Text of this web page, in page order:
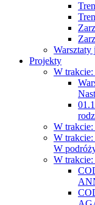
Warsztaty
Projekty
W
W
W trakcie:
W
W